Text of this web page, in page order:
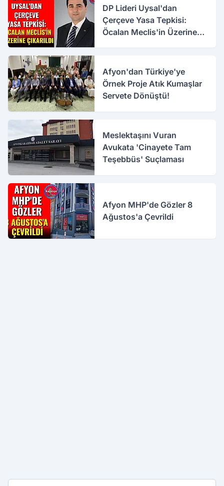
DP Lideri Uysal'dan
Çerçeve Yasa Tepkisi:
Öcalan Meclis'in Üzerine
Afyon'dan Türkiye'ye
Örnek Proje Atık Kumaşlar
Servete Dönüştü!
Meslektaşını Vuran
Avukata 'Cinayete Tam
Teşebbüs' Suçlaması
Afyon MHP'de Gözler 8
Ağustos'a Çevrildi